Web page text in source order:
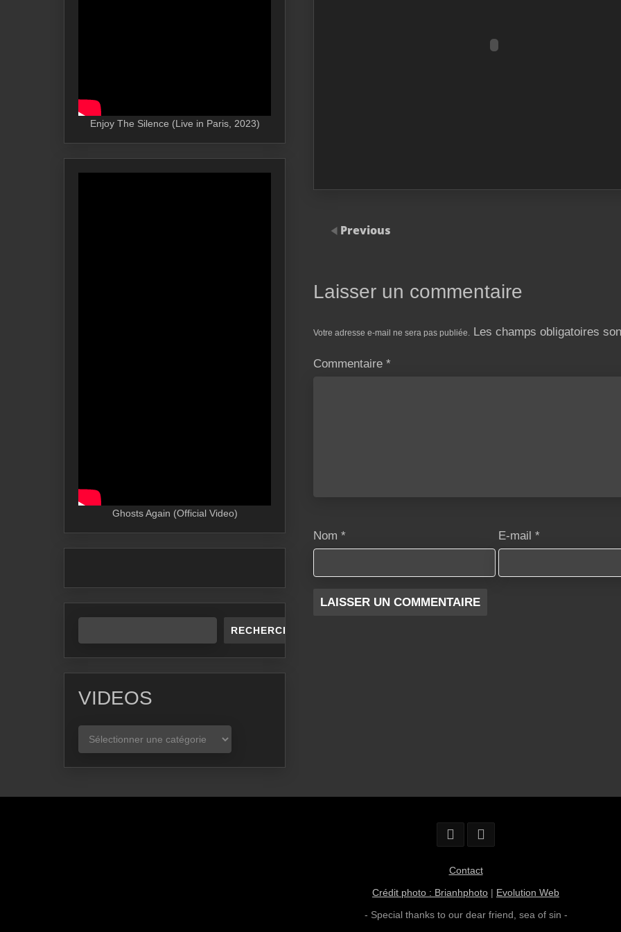
Previous
Laisser un commentaire
Votre adresse e-mail ne sera pas publiée. Les champs obligatoires
Commentaire *
Nom * E-mail*
Enjoy The Silence (Live in Paris, 2023)
Ghosts Again (Official Video)
RECHERCHER
VIDEOS
VIDEOS
Contact
Crédit photo : Brianhphoto | Evolution Web
- Special thanks to our dear friend, sea of sin -